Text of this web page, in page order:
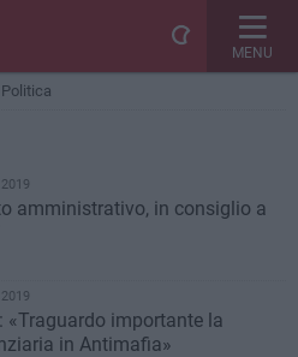
MENU
Politica
amministrativo, in consiglio a
«Traguardo importante la
in Antimafia»